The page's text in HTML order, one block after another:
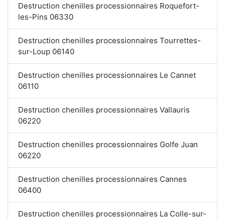
Destruction chenilles processionnaires Roquefort-
les-Pins 06330
Destruction chenilles processionnaires Tourrettes-
sur-Loup 06140
Destruction chenilles processionnaires Le Cannet
06110
Destruction chenilles processionnaires Vallauris
06220
Destruction chenilles processionnaires Golfe Juan
06220
Destruction chenilles processionnaires Cannes
06400
Destruction chenilles processionnaires La Colle-sur-